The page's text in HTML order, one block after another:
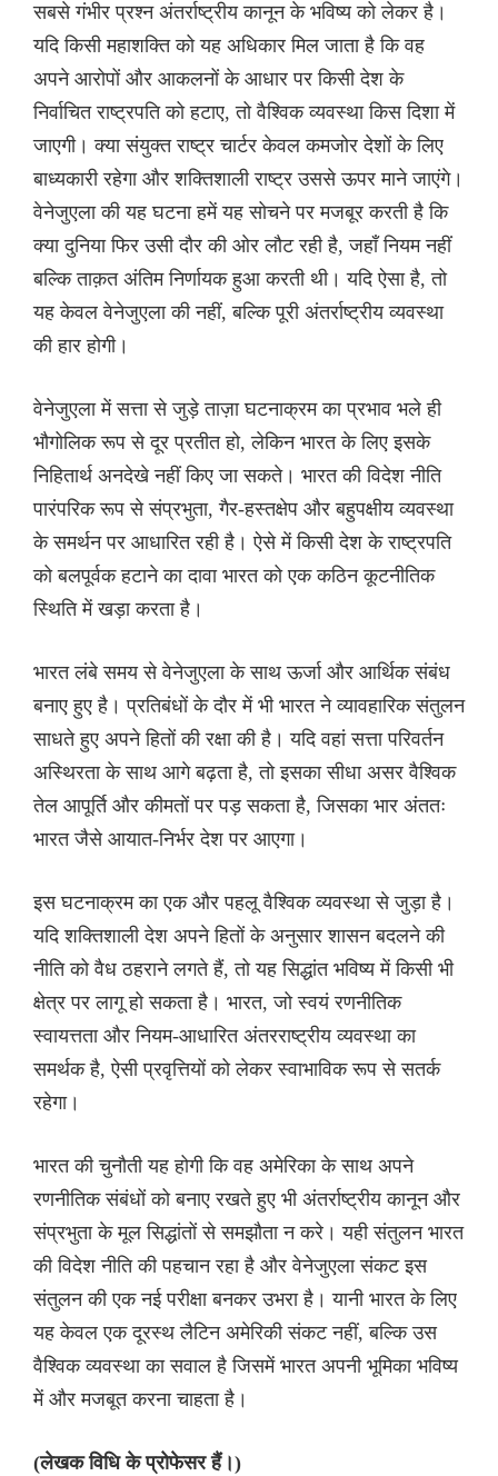
सबसे गंभीर प्रश्न अंतर्राष्ट्रीय कानून के भविष्य को लेकर है।
यदि किसी महाशक्ति को यह अधिकार मिल जाता है कि वह
अपने आरोपों और आकलनों के आधार पर किसी देश के
निर्वाचित राष्ट्रपति को हटाए, तो वैश्विक व्यवस्था किस दिशा में
जाएगी। क्या संयुक्त राष्ट्र चार्टर केवल कमजोर देशों के लिए
बाध्यकारी रहेगा और शक्तिशाली राष्ट्र उससे ऊपर माने जाएंगे।
वेनेजुएला की यह घटना हमें यह सोचने पर मजबूर करती है कि
क्या दुनिया फिर उसी दौर की ओर लौट रही है, जहाँ नियम नहीं
बल्कि ताक़त अंतिम निर्णायक हुआ करती थी। यदि ऐसा है, तो
यह केवल वेनेजुएला की नहीं, बल्कि पूरी अंतर्राष्ट्रीय व्यवस्था
की हार होगी।
वेनेजुएला में सत्ता से जुड़े ताज़ा घटनाक्रम का प्रभाव भले ही
भौगोलिक रूप से दूर प्रतीत हो, लेकिन भारत के लिए इसके
निहितार्थ अनदेखे नहीं किए जा सकते। भारत की विदेश नीति
पारंपरिक रूप से संप्रभुता, गैर-हस्तक्षेप और बहुपक्षीय व्यवस्था
के समर्थन पर आधारित रही है। ऐसे में किसी देश के राष्ट्रपति
को बलपूर्वक हटाने का दावा भारत को एक कठिन कूटनीतिक
स्थिति में खड़ा करता है।
भारत लंबे समय से वेनेजुएला के साथ ऊर्जा और आर्थिक संबंध
बनाए हुए है। प्रतिबंधों के दौर में भी भारत ने व्यावहारिक संतुलन
साधते हुए अपने हितों की रक्षा की है। यदि वहां सत्ता परिवर्तन
अस्थिरता के साथ आगे बढ़ता है, तो इसका सीधा असर वैश्विक
तेल आपूर्ति और कीमतों पर पड़ सकता है, जिसका भार अंततः
भारत जैसे आयात-निर्भर देश पर आएगा।
इस घटनाक्रम का एक और पहलू वैश्विक व्यवस्था से जुड़ा है।
यदि शक्तिशाली देश अपने हितों के अनुसार शासन बदलने की
नीति को वैध ठहराने लगते हैं, तो यह सिद्धांत भविष्य में किसी भी
क्षेत्र पर लागू हो सकता है। भारत, जो स्वयं रणनीतिक
स्वायत्तता और नियम-आधारित अंतरराष्ट्रीय व्यवस्था का
समर्थक है, ऐसी प्रवृत्तियों को लेकर स्वाभाविक रूप से सतर्क
रहेगा।
भारत की चुनौती यह होगी कि वह अमेरिका के साथ अपने
रणनीतिक संबंधों को बनाए रखते हुए भी अंतर्राष्ट्रीय कानून और
संप्रभुता के मूल सिद्धांतों से समझौता न करे। यही संतुलन भारत
की विदेश नीति की पहचान रहा है और वेनेजुएला संकट इस
संतुलन की एक नई परीक्षा बनकर उभरा है। यानी भारत के लिए
यह केवल एक दूरस्थ लैटिन अमेरिकी संकट नहीं, बल्कि उस
वैश्विक व्यवस्था का सवाल है जिसमें भारत अपनी भूमिका भविष्य
में और मजबूत करना चाहता है।
(लेखक विधि के प्रोफेसर हैं।)